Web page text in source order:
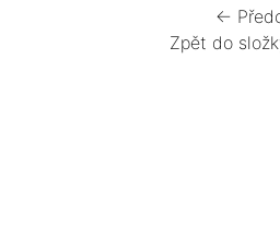
←
Zpět do